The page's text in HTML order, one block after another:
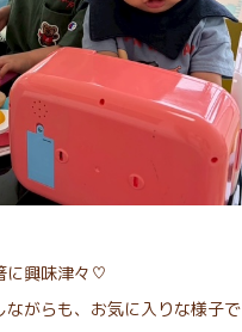
に興味津々♡
ながらも、お気に入りな様子で